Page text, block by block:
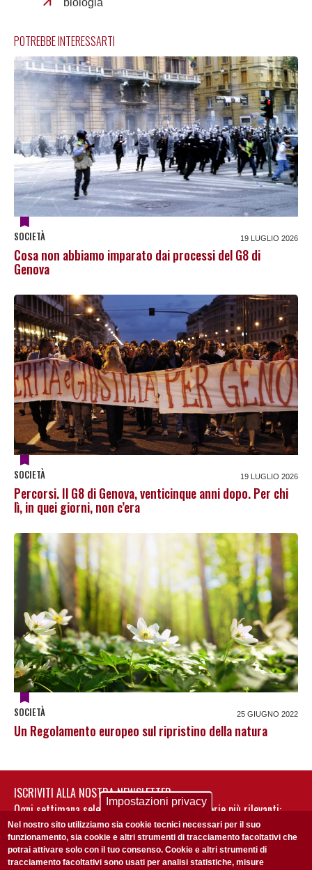
biologia
POTREBBE INTERESSARTI
SOCIETÀ 19 LUGLIO 2026
Cosa non abbiamo imparato dai processi del G8 di
Genova
SOCIETÀ 19 LUGLIO 2026
Percorsi. Il G8 di Genova, venticinque anni dopo. Per chi
lì, in quei giorni, non c’era
SOCIETÀ 25 GIUGNO 2022
Un Regolamento europeo sul ripristino della natura
ISCRIVITI ALLA NOSTRA NEWSLETTER
Ogni settimana selezioniamo per te nostre storie più rilevanti:
non perderti gli aggiornamenti della nostra newsletter
Impostazioni privacy
Nel nostro sito utilizziamo sia cookie tecnici necessari per il suo
funzionamento, sia cookie e altri strumenti di tracciamento facoltativi che
potrai attivare solo con il tuo consenso. Cookie e altri strumenti di
tracciamento facoltativi sono usati per analisi statistiche, misure